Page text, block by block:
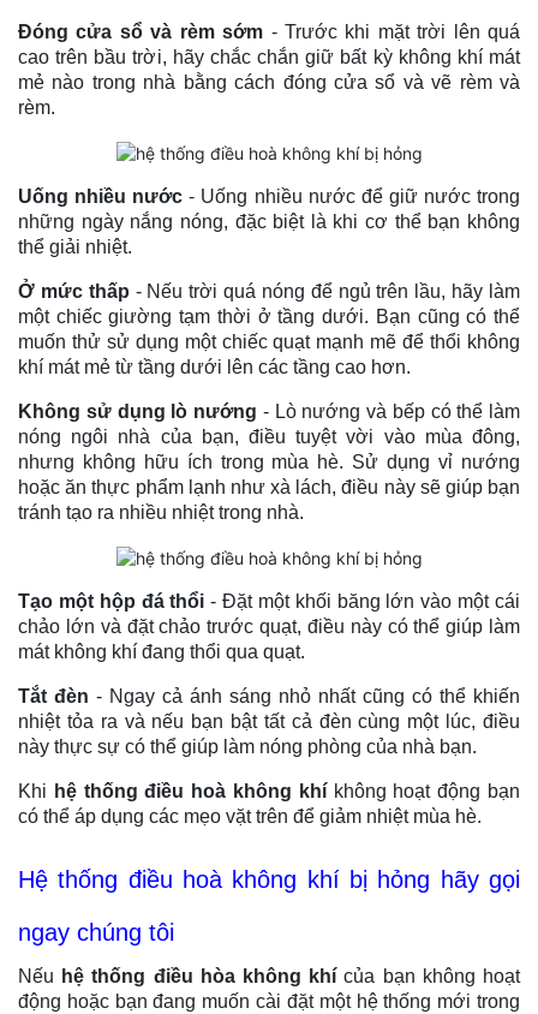
Đóng cửa sổ và rèm sớm - Trước khi mặt trời lên quá
cao trên bầu trời, hãy chắc chắn giữ bất kỳ không khí mát
mẻ nào trong nhà bằng cách đóng cửa sổ và vẽ rèm và
rèm.
Uống nhiều nước - Uống nhiều nước để giữ nước trong
những ngày nắng nóng, đặc biệt là khi cơ thể bạn không
thể giải nhiệt.
Ở mức thấp - Nếu trời quá nóng để ngủ trên lầu, hãy làm
một chiếc giường tạm thời ở tầng dưới. Bạn cũng có thể
muốn thử sử dụng một chiếc quạt mạnh mẽ để thổi không
khí mát mẻ từ tầng dưới lên các tầng cao hơn.
Không sử dụng lò nướng - Lò nướng và bếp có thể làm
nóng ngôi nhà của bạn, điều tuyệt vời vào mùa đông,
nhưng không hữu ích trong mùa hè. Sử dụng vỉ nướng
hoặc ăn thực phẩm lạnh như xà lách, điều này sẽ giúp bạn
tránh tạo ra nhiều nhiệt trong nhà.
Tạo một hộp đá thổi - Đặt một khối băng lớn vào một cái
chảo lớn và đặt chảo trước quạt, điều này có thể giúp làm
mát không khí đang thổi qua quạt.
Tắt đèn - Ngay cả ánh sáng nhỏ nhất cũng có thể khiến
nhiệt tỏa ra và nếu bạn bật tất cả đèn cùng một lúc, điều
này thực sự có thể giúp làm nóng phòng của nhà bạn.
Khi hệ thống điều hoà không khíkhông hoạt động bạn
có thể áp dụng các mẹo vặt trên để giảm nhiệt mùa hè.
Hệ thống điều hoà không khí bị hỏng hãy gọi
ngay chúng tôi
Nếu hệ thống điều hòa không khí của bạn không hoạt
động hoặc bạn đang muốn cài đặt một hệ thống mới trong